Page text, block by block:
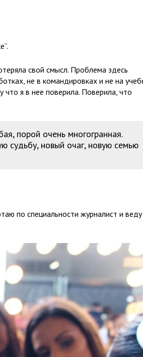
свой смысл. Проблема здесь
не в командировках и не на
что я в нее поверила. Поверила, что
порой очень многогранная.
судьбу, новый очаг, новую семью
по специальности журналист и веду